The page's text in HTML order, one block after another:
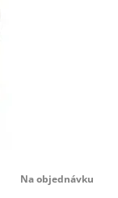
Na objednávku